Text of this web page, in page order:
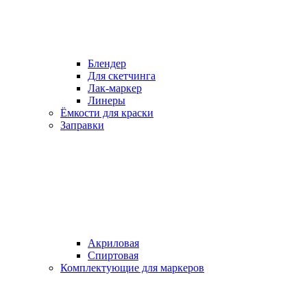
Блендер
Для скетчинга
Лак-маркер
Линеры
Ёмкости для краски
Заправки
Акриловая
Спиртовая
Комплектующие для маркеров